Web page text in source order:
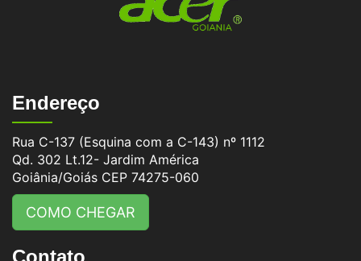
Endereço
Rua C-137 (Esquina com a C-143) nº 1112
Qd. 302 Lt.12- Jardim América
Goiânia/Goiás CEP 74275-060
COMO CHEGAR
Contato